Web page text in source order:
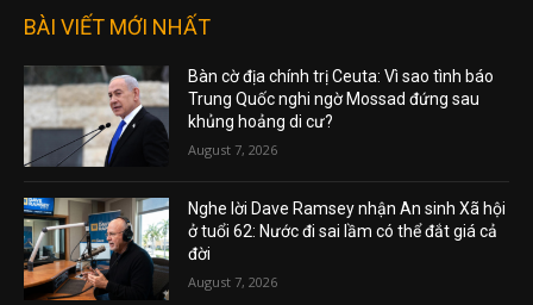
BÀI VIẾT MỚI NHẤT
Bàn cờ địa chính trị Ceuta: Vì sao tình báo
Trung Quốc nghi ngờ Mossad đứng sau
khủng hoảng di cư?
August 7, 2026
Nghe lời Dave Ramsey nhận An sinh Xã hội
ở tuổi 62: Nước đi sai lầm có thể đắt giá cả
đời
August 7, 2026